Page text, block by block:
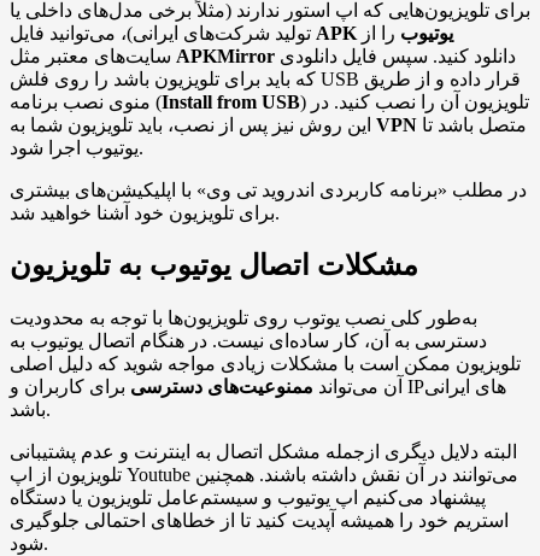
برای تلویزیون‌هایی که اپ استور ندارند (مثلاً برخی مدل‌های داخلی یا
APK یوتیوب را از
APKMirror دانلود کنید. سپس فایل دانلودی
که باید برای تلویزیون باشد را روی فلش USB قرار داده و از طریق
منوی نصب برنامه (Install from USB) تلویزیون آن را نصب کنید. در
VPN متصل باشد تا
یوتیوب اجرا شود.
در مطلب «برنامه کاربردی اندروید تی وی» با اپلیکیشن‌های بیشتری
برای تلویزیون خود آشنا خواهید شد.
مشکلات اتصال یوتیوب به تلویزیون
به‌طور کلی نصب یوتوب روی تلویزیون‌ها با توجه به محدودیت
دسترسی به آن، کار ساده‌ای نیست. در هنگام اتصال یوتیوب به
تلویزیون ممکن است با مشکلات زیادی مواجه شوید که دلیل اصلی
آن می‌تواند ممنوعیت‌های دسترسی برای کاربران و IPهای ایرانی
باشد.
البته دلایل دیگری ازجمله مشکل اتصال به اینترنت و عدم پشتیبانی
تلویزیون از اپ Youtube می‌توانند در آن نقش داشته باشند. همچنین
پیشنهاد می‌کنیم اپ یوتیوب و سیستم‌عامل تلویزیون یا دستگاه
استریم خود را همیشه آپدیت کنید تا از خطاهای احتمالی جلوگیری
شود.